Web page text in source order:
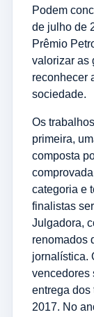
Podem
de julho de
Prêmio
valorizar as
reconhecer
sociedade.
Os
primeira,
composta
categoria e
finalistas
Julgadora,
renomados
jornalística.
vencedores
entrega dos
2017. No